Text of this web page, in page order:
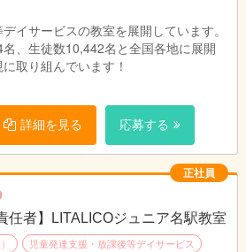
イサービスの教室を展開しています。
、生徒数10,442名と全国各地に展開
取り組んでいます！
のお子さまが通所されております。
アリングやお子さまの特性、生活・ソ
ント
及び管理
基づくサービスの管理業務全般
談業務
関との連絡調整・折衝業務
、関係機関利用の際のアドバイス
詳細を見る 応募する
正社員
任者】LITALICOジュニア名駅教室
児童発達支援・放課後等デイサービス